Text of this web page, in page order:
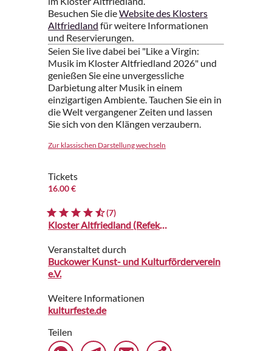
Besuchen Sie dieWebsite des Klosters
Altfriedland für weitere Informationen
und Reservierungen.
Seien Sie live dabei bei "Like a Virgin:
Musik im Kloster Altfriedland 2026" und
genießen Sie eine unvergessliche
Darbietung alter Musik in einem
einzigartigen Ambiente. Tauchen Sie ein in
die Welt vergangener Zeiten und lassen
Sie sich von den Klängen verzaubern.
Zur klassischen Darstellung wechseln
Tickets
16.00 €
(7)
Kloster Altfriedland (Refektorium)
Veranstaltet durch
Buckower Kunst- und Kulturförderverein
e.V.
Weitere Informationen
kulturfeste.de
Teilen